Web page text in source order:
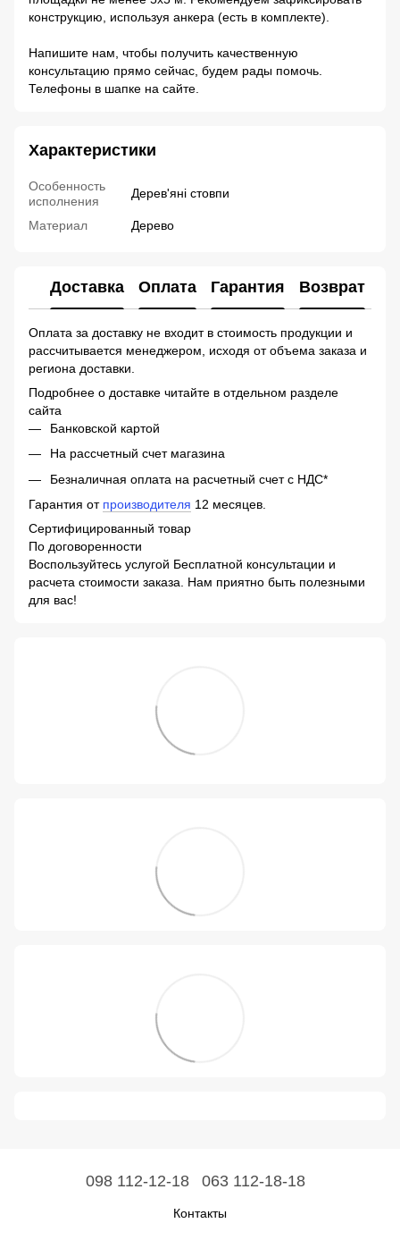
конструкцию, используя анкера (есть в комплекте).
Напишите нам, чтобы получить качественную
консультацию прямо сейчас, будем рады помочь.
Телефоны в шапке на сайте.
Характеристики
Особенность
исполнения
Дерев'яні стовпи
Материал Дерево
Доставка Оплата Гарантия Возврат
Оплата за доставку не входит в стоимость продукции и
рассчитывается менеджером, исходя от объема заказа и
региона доставки.
Подробнее о доставке читайте в отдельном разделе
сайта
Банковской картой
На рассчетный счет магазина
Безналичная оплата на расчетный счет с НДС*
Гарантия от производителя 12 месяцев.
Сертифицированный товар
По договоренности
Воспользуйтесь услугой Бесплатной консультации и
расчета стоимости заказа. Нам приятно быть полезными
для вас!
098 112-12-18 063 112-18-18
Контакты